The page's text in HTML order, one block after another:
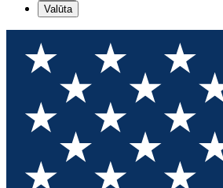
Valūta